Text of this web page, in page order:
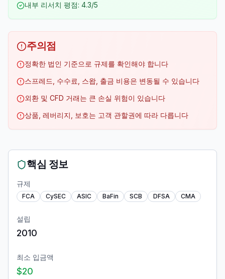
내부 리서치 평점: 4.3/5
주의점
정확한 법인 기준으로 규제를 확인해야 합니다
스프레드, 수수료, 스왑, 출금 비용은 변동될 수 있습니다
외환 및 CFD 거래는 큰 손실 위험이 있습니다
상품, 레버리지, 보호는 고객 관할권에 따라 다릅니다
핵심 정보
규제
FCA CySEC ASIC BaFin SCB DFSA CMA
설립
2010
최소 입금액
$20